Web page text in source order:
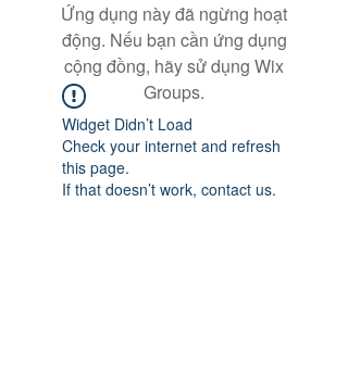
Ứng dụng này đã ngừng hoạt
động. Nếu bạn cần ứng dụng
cộng đồng, hãy sử dụng Wix
Groups.
Widget Didn’t Load
Check your internet and refresh
this page.
If that doesn’t work, contact us.